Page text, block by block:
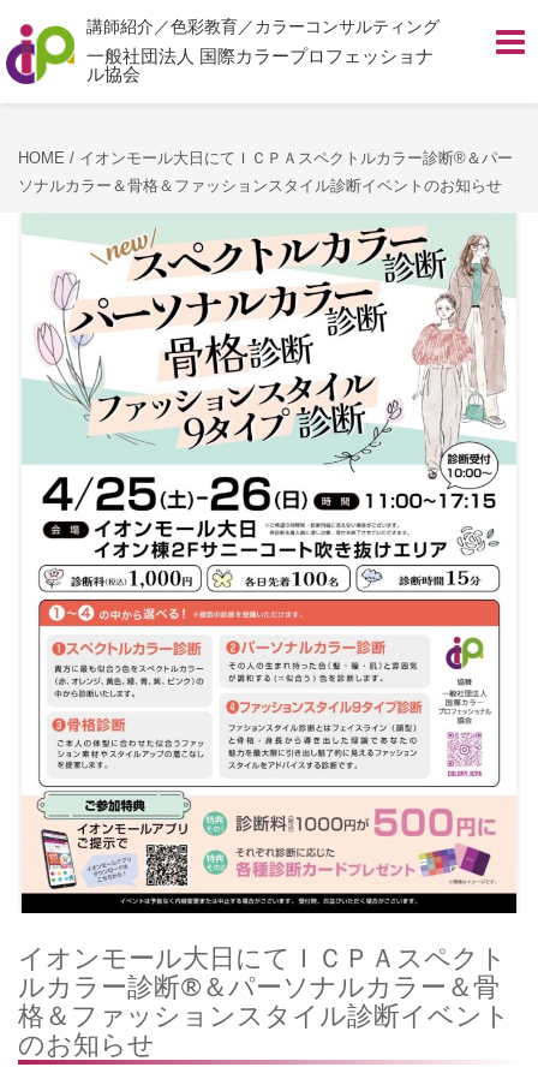
講師紹介／色彩教育／カラーコンサルティング
一般社団法人 国際カラープロフェッショナ
ル協会
HOME / イオンモール大日にてＩＣＰＡスペクトルカラー診断®＆パー
ソナルカラー＆骨格＆ファッションスタイル診断イベントのお知らせ
イオンモール大日にてＩＣＰＡスペクト
ルカラー診断®＆パーソナルカラー＆骨
格＆ファッションスタイル診断イベント
のお知らせ